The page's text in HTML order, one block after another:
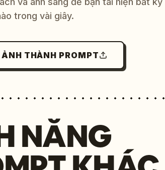
trong vài giây.
THÀNH PROMPT
NĂNG